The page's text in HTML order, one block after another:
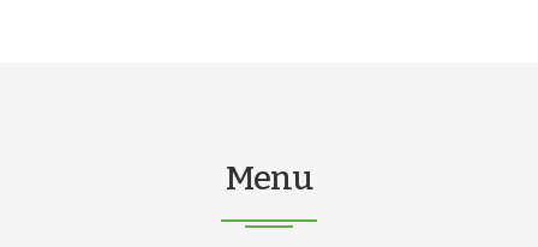
Menu